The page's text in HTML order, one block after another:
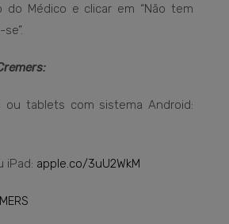
do Médico e clicar em “Não tem
ou tablets com sistema Android:
iPad: apple.co/3uU2WkM